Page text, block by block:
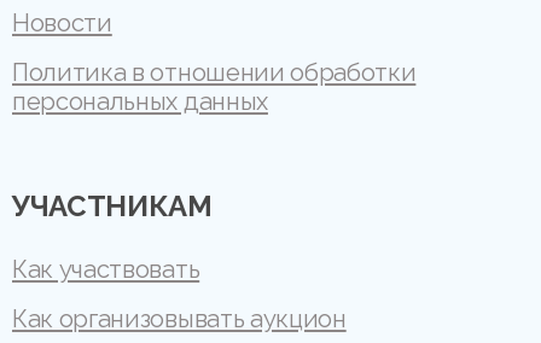
Новости
Политика в отношении обработки
персональных данных
УЧАСТНИКАМ
Как участвовать
Как организовывать аукцион